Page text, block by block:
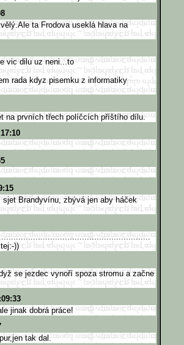
ta Frodova useklá hlava na
vic dilu uz neni...to
rada kdyz pisemku z informatiky
na prvních třech políčcích příštího dílu.
Brandyvínu, zbývá jen aby háček
............................................................
))
se jezdec vynoří spoza stromu a začne
jinak dobrá práce!
tak dal.